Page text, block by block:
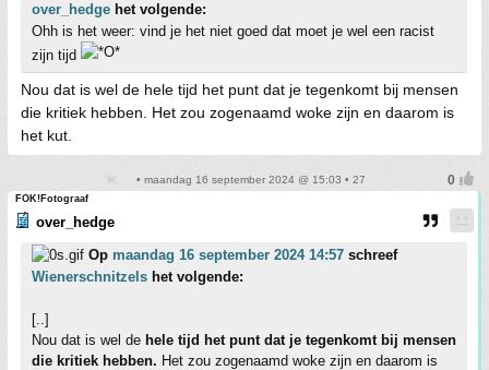
over_hedge het volgende:
Ohh is het weer: vind je het niet goed dat moet je wel een racist
zijn tijd
Nou dat is wel de hele tijd het punt dat je tegenkomt bij mensen
die kritiek hebben. Het zou zogenaamd woke zijn en daarom is
het kut.
• maandag 16 september 2024 @ 15:03 • 27
FOK!Fotograaf
over_hedge
Op maandag 16 september 2024 14:57 schreef
Wienerschnitzels het volgende:
[..]
Nou dat is wel de hele tijd het punt dat je tegenkomt bij mensen
die kritiek hebben. Het zou zogenaamd woke zijn en daarom is